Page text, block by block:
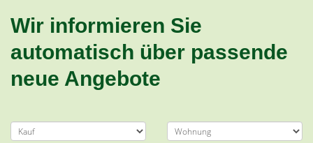
Wir informieren Sie
automatisch über passende
neue Angebote